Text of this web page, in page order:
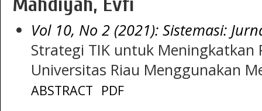
Vol 10, No 2 (2021): Sistemasi:
Strategi TIK untuk Meningkatkan
Universitas Riau Menggunakan
ABSTRACT PDF